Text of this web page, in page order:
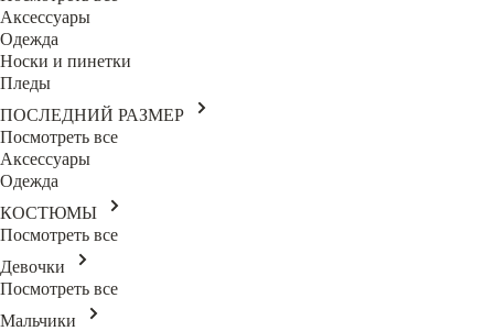
Аксессуары
Одежда
Носки и пинетки
Пледы
ПОСЛЕДНИЙ РАЗМЕР
Посмотреть все
Аксессуары
Одежда
КОСТЮМЫ
Посмотреть все
Девочки
Посмотреть все
Мальчики